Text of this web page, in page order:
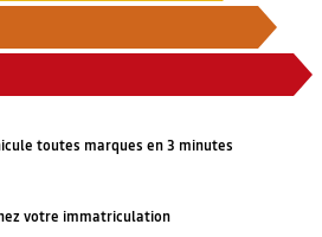
toutes marques en 3 minutes
votre immatriculation